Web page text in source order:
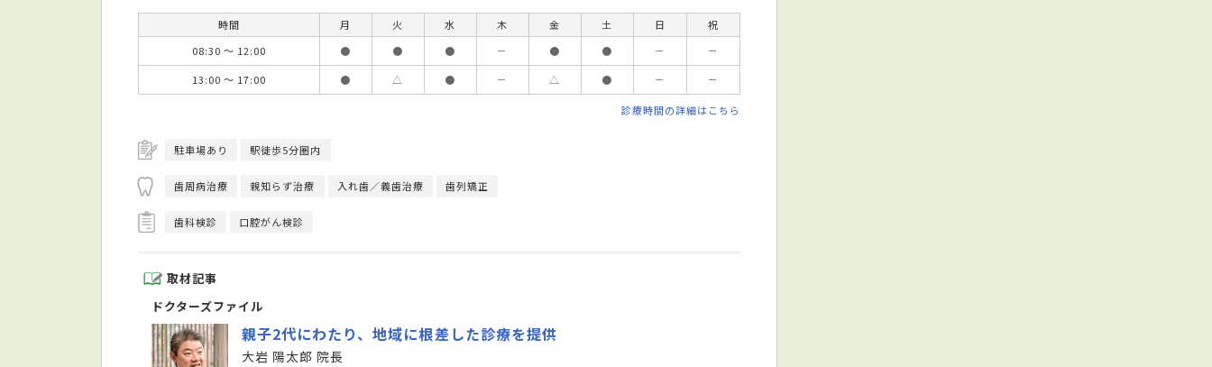
時間 月 火 水 木 金 土 日
祝
08:30 ～ 12:00
● ● ● － ● ● －
－
13:00 ～ 17:00
● △ ● － △ ● － －
診療時間の詳細はこちら
駐車場あり 駅徒歩5分圏内
歯周病治療 親知らず治療 入れ歯／義歯治療 歯列矯正
歯科検診 口腔がん検診
取材記事
ドクターズファイル
親子2代にわたり、地域に根差した診療を提供
大岩 陽太郎 院長